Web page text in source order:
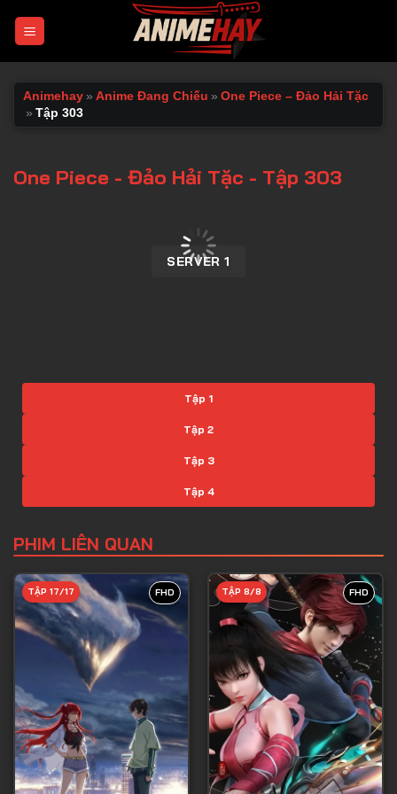
Animehay » Anime Đang Chiếu » One Piece – Đảo Hải Tặc
» Tập 303
One Piece - Đảo Hải Tặc - Tập 303
SERVER 1
Tập 1
Tập 2
Tập 3
Tập 4
Tập 6
Tập 7
Tập 10
Tập 11
Tập 12
Tập 13
PHIM LIÊN QUAN
FHD
TẬP 17/17 FHD
TẬP 8/8